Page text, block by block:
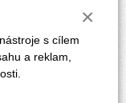
s cílem
a reklam,
×